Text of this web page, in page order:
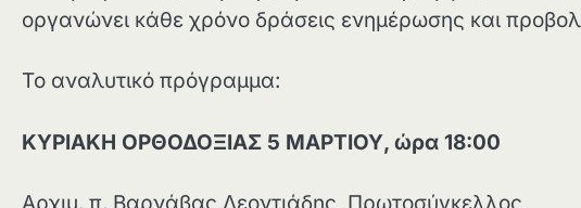
οργανώνει κάθε χρόνο δράσεις ενημέρωσης και
Το αναλυτικό πρόγραμμα:
ΚΥΡΙΑΚΗ ΟΡΘΟΔΟΞΙΑΣ 5 ΜΑΡΤΙΟΥ, ώρα 18:00